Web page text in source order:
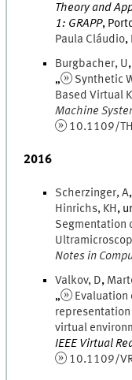
Theory and
1: GRAPP,
Paula Cláudio,
Burgbacher, U
„
Synthetic
Based Virtual
Machine
10.1109/
2016
Scherzinger,A,
Hinrichs, KH ,
Segmentation
Notes in
Valkov, D,
„
virtual
IEEE Virtual
10.1109/